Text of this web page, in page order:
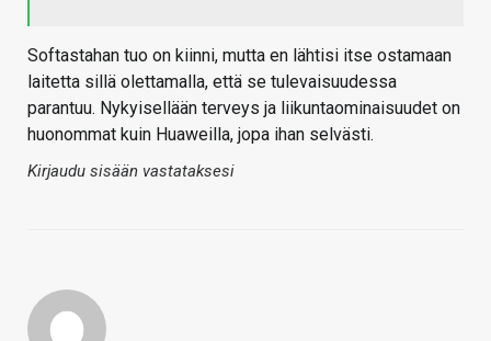
Softastahan tuo on kiinni, mutta en lähtisi itse ostamaan
laitetta sillä olettamalla, että se tulevaisuudessa
parantuu. Nykyisellään terveys ja liikuntaominaisuudet on
huonommat kuin Huaweilla, jopa ihan selvästi.
Kirjaudu sisään vastataksesi